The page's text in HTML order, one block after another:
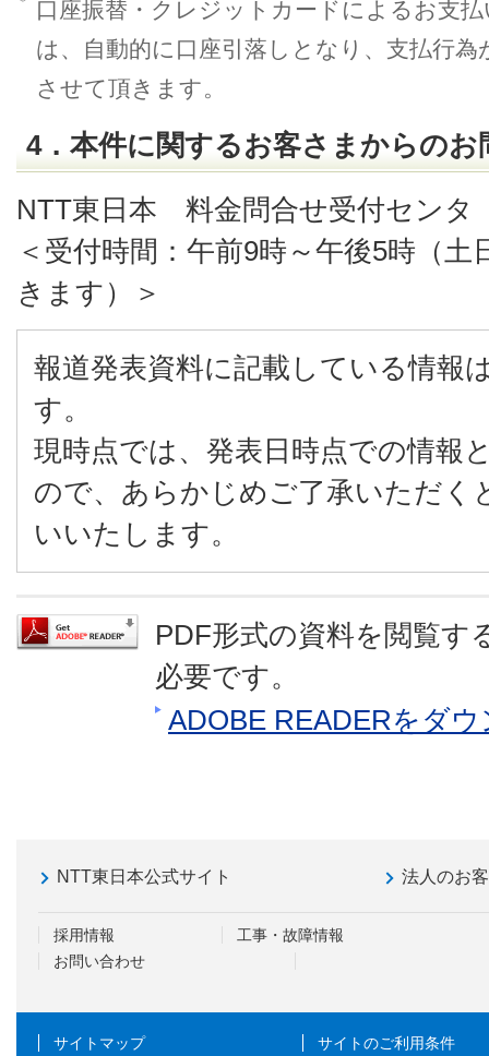
口座振替・クレジットカードによるお支
は、自動的に口座引落しとなり、支払行
させて頂きます。
4．本件に関するお客さまからのお
NTT東日本 料金問合せ受付センタ
＜受付時間：午前9時～午後5時（
きます）＞
報道発表資料に記載している情報
す。
現時点では、発表日時点での情報
ので、あらかじめご了承いただく
いいたします。
PDF形式の資料を閲覧す
必要です。
ADOBE READERをダ
NTT東日本公式サイト 法人のお
採用情報
工事・故障情報
お問い合わせ
サイトマップ サイトのご利用条件